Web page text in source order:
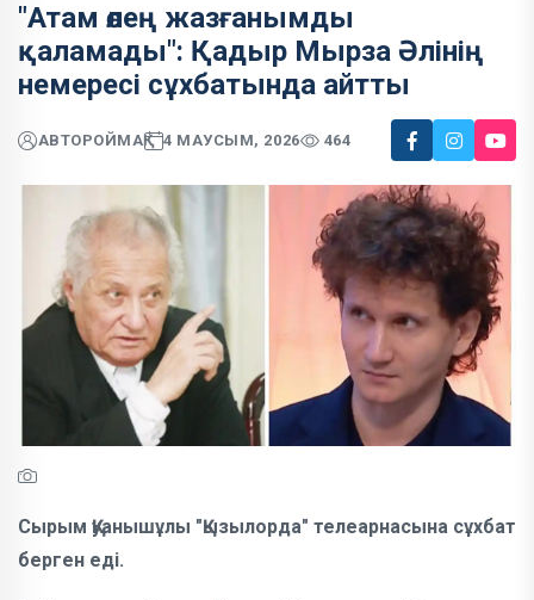
"Атам өлең жазғанымды
қаламады": Қадыр Мырза Әлінің
немересі сұхбатында айтты
АВТОРОЙМАҚ 4 МАУСЫМ, 2026 464
Сырым Қуанышұлы "Қызылорда" телеарнасына сұхбат
берген еді.